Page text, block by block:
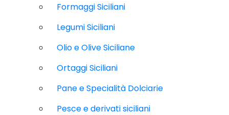
Formaggi Siciliani
Legumi Siciliani
Olio e Olive Siciliane
Ortaggi Siciliani
Pane e Specialità Dolciarie
Pesce e derivati siciliani